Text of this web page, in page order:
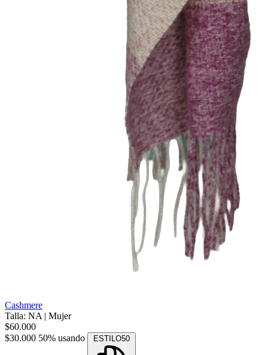
Cashmere
Talla: NA | Mujer
$60.000
$30.000 50% usando ESTILO50